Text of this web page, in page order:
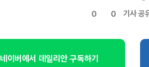
0 0 기사 공
네이버에서 데일리안 구독하기